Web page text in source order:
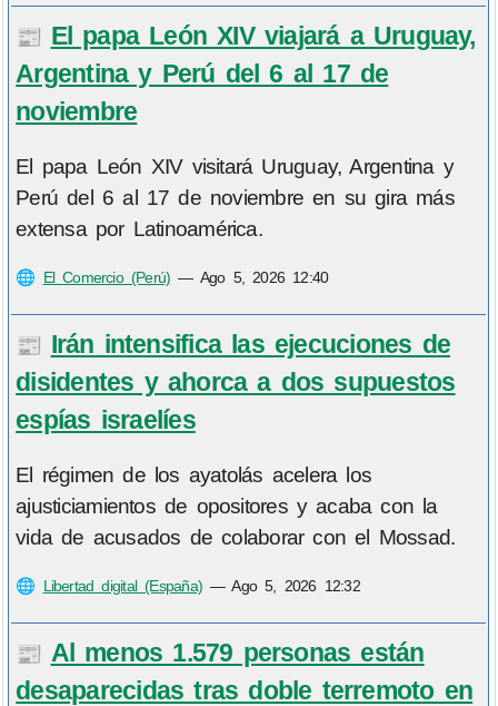
📰 El papa León XIV viajará a Uruguay,
Argentina y Perú del 6 al 17 de
noviembre
El papa León XIV visitará Uruguay, Argentina y
Perú del 6 al 17 de noviembre en su gira más
extensa por Latinoamérica.
🌐 El Comercio (Perú) — Ago 5, 2026 12:40
📰 Irán intensifica las ejecuciones de
disidentes y ahorca a dos supuestos
espías israelíes
El régimen de los ayatolás acelera los
ajusticiamientos de opositores y acaba con la
vida de acusados de colaborar con el Mossad.
🌐 Libertad digital (España) —Ago 5, 2026 12:32
📰 Al menos 1.579 personas están
desaparecidas tras doble terremoto en